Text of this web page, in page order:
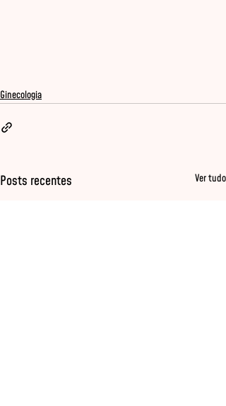
Ginecologia
Posts recentes Ver tudo